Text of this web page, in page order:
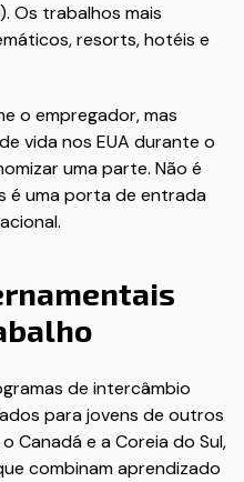
Os trabalhos mais
resorts, hotéis e
o empregador, mas
vida nos EUA durante o
uma parte. Não é
é uma porta de entrada
de intercâmbio
para jovens de outros
Canadá e a Coreia do Sul,
combinam aprendizado